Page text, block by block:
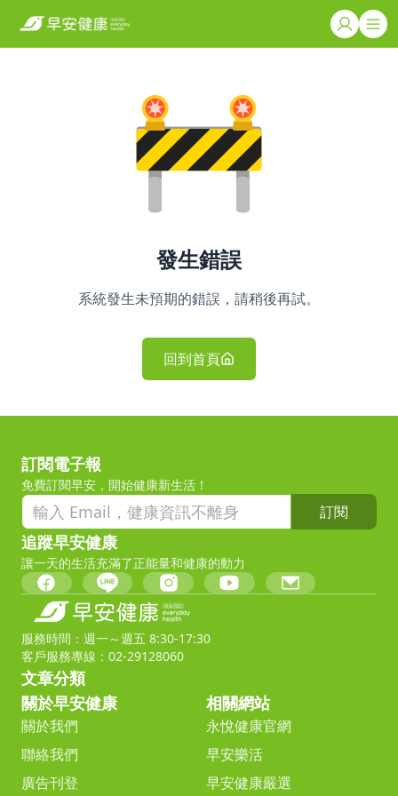
發生錯誤
系統發生未預期的錯誤，請稍後再試。
回到首頁
訂閱電子報
免費訂閱早安，開始健康新生活！
訂閱
追蹤早安健康
讓一天的生活充滿了正能量和健康的動力
服務時間：週一～週五 8:30-17:30
客戶服務專線：02-29128060
文章分類
關於早安健康
關於我們
聯絡我們
廣告刊登
相關網站
永悅健康官網
早安樂活
早安健康嚴選